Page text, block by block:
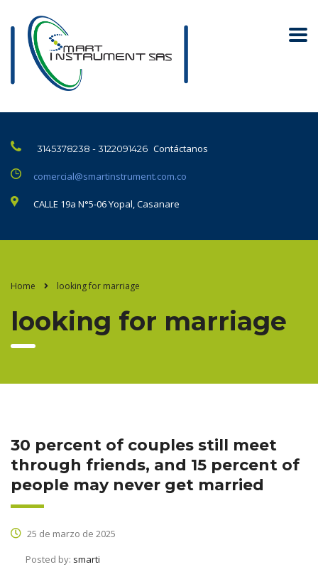
3145378238 - 3122091426 Contáctanos
comercial@smartinstrument.com.co
CALLE 19a N°5-06 Yopal, Casanare
Home looking for marriage
looking for marriage
30 percent of couples still meet
through friends, and 15 percent of
people may never get married
25 de marzo de 2025
Posted by: smarti